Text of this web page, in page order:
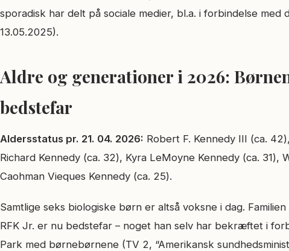
sporadisk har delt på sociale medier, bl.a. i forbindelse
13.05.2025).
Aldre og generationer i 2026:
bedstefar
Aldersstatus pr. 21. 04. 2026: Robert F. Kennedy III (ca.
Richard Kennedy (ca. 32), Kyra LeMoyne Kennedy (ca. 31),
Caohman Vieques Kennedy (ca. 25).
Samtlige seks biologiske børn er altså voksne i dag.
RFK Jr. er nu bedstefar – noget han selv har bekræftet i
Park med børnebørnene (TV 2, “Amerikansk